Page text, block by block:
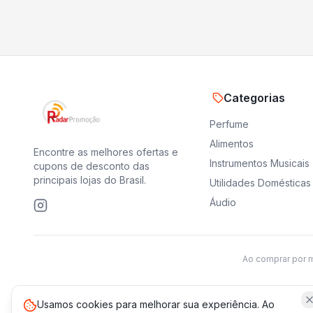
Encontre as melhores ofertas e
cupons de desconto das
principais lojas do Brasil.
Categorias
Perfume
Alimentos
Instrumentos Musicais
Utilidades Domésticas
Áudio
Ao comprar por
Usamos cookies para melhorar sua experiência. Ao